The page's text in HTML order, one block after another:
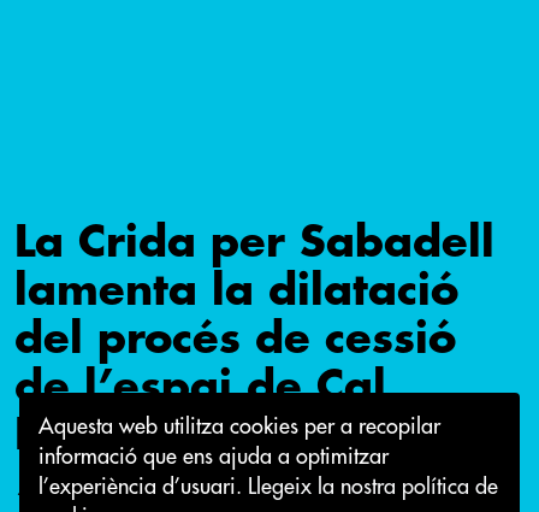
Aquesta web utilitza cookies per a recopilar
informació que ens ajuda a optimitzar
l’experiència d’usuari. Llegeix la nostra política de
La Crida per Sabadell
lamenta la dilatació
del procés de cessió
de l’espai de Cal
Balsach
11 de maig 2017